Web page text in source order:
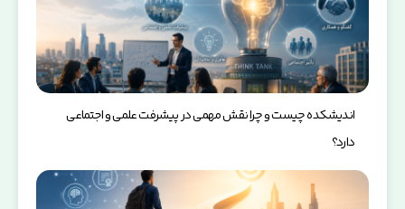
اندیشکده چیست و چرا نقش مهمی در پیشرفت علمی و اجتماعی
دارد؟